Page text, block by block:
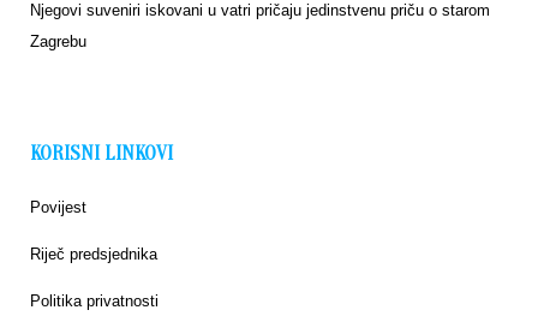
Njegovi suveniri iskovani u vatri pričaju jedinstvenu priču o starom
Zagrebu
KORISNI LINKOVI
Povijest
Riječ predsjednika
Politika privatnosti